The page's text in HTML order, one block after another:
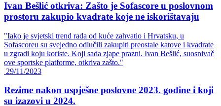
Ivan Bešlić otkriva: Zašto je Sofascore u poslovnom
prostoru zakupio kvadrate koje ne iskorištavaju
"Iako je svjetski trend rada od kuće zahvatio i Hrvatsku, u
Sofascoreu su svejedno odlučili zakupiti preostale katove i kvadrate
u zgradi koju koriste. Koji sada zjape prazni. Ivan Bešlić, suosnivač
ove sportske platforme, otkriva zašto."
29/11/2023
Rezime nakon uspješne poslovne 2023. godine i koji
su izazovi u 2024.